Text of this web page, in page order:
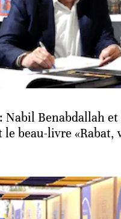
Nabil Benabdallah et
le beau-livre «Rabat,